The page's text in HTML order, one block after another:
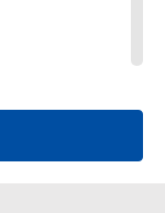
ッチ決済によ